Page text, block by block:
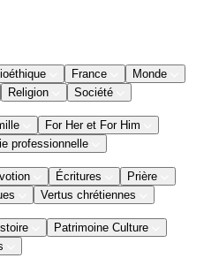
France
Monde
Religion Société
For Her et For Him
professionnelle
Écritures
Prière
Vertus chrétiennes
Patrimoine Culture